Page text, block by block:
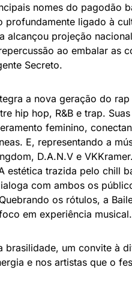
nomes do pagodão
profundamente ligado à
alcançou projeção
ao embalar as
Secreto.
a nova geração do
hip hop, R&B e trap.
feminino,
E, representando a
D.A.N.V e
estética trazida pelo chill
com ambos os
os rótulos, a
em experiência musical.
brasilidade, um convite à
e nos artistas que o